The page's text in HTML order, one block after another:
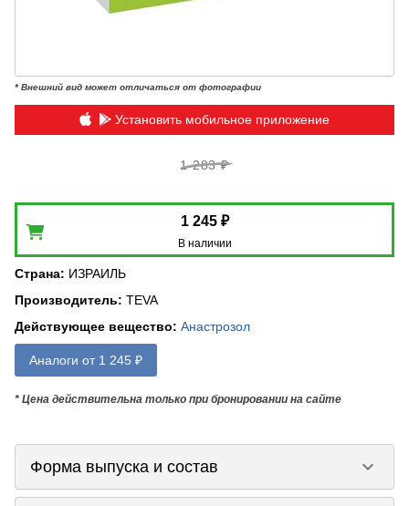
* Внешний вид может отличаться от фотографии
Установить мобильное приложение
1 283 ₽
1 245 ₽
В наличии
Страна: ИЗРАИЛЬ
Производитель: TEVA
Действующее вещество: Анастрозол
Аналоги от 1 245 ₽
* Цена действительна только при бронировании на сайте
Форма выпуска и состав keyboard_arrow_down